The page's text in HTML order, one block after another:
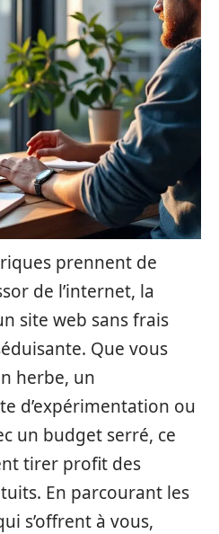
prennent de
de l’internet, la
site web sans frais
Que vous
herbe, un
d’expérimentation ou
un budget serré, ce
tirer profit des
En parcourant les
s’offrent à vous,